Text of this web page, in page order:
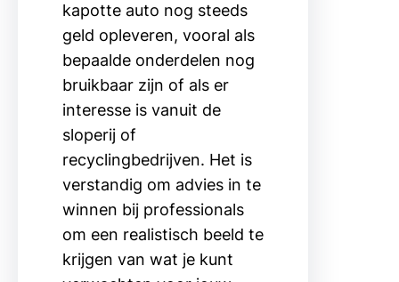
kapotte auto nog steeds
geld opleveren, vooral als
bepaalde onderdelen nog
bruikbaar zijn of als er
interesse is vanuit de
sloperij of
recyclingbedrijven. Het is
verstandig om advies in te
winnen bij professionals
om een realistisch beeld te
krijgen van wat je kunt